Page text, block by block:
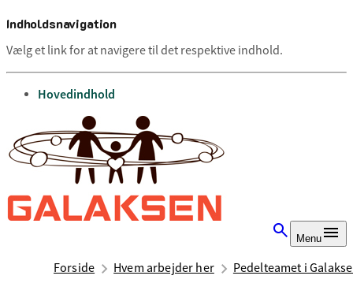
Indholdsnavigation
Vælg et link for at navigere til det respektive indhold.
gå til
Hovedindhold
Menu
Forside Hvem arbejder her Pedelteamet i